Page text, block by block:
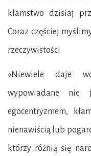
kłamstwo dzisiaj
Coraz częściej
rzeczywistości.
«Niewiele daje
wypowiadane nie
egocentryzmem,
nienawiścią lub
którzy różnią się